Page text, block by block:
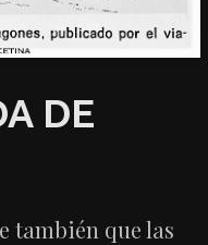
DE
también que las